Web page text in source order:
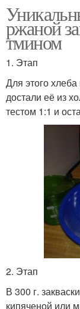
ржаной
тмином
1. Этап
Для этого
достали её из
тестом 1:1 и
2. Этап
В 300 г.
кипяченой или